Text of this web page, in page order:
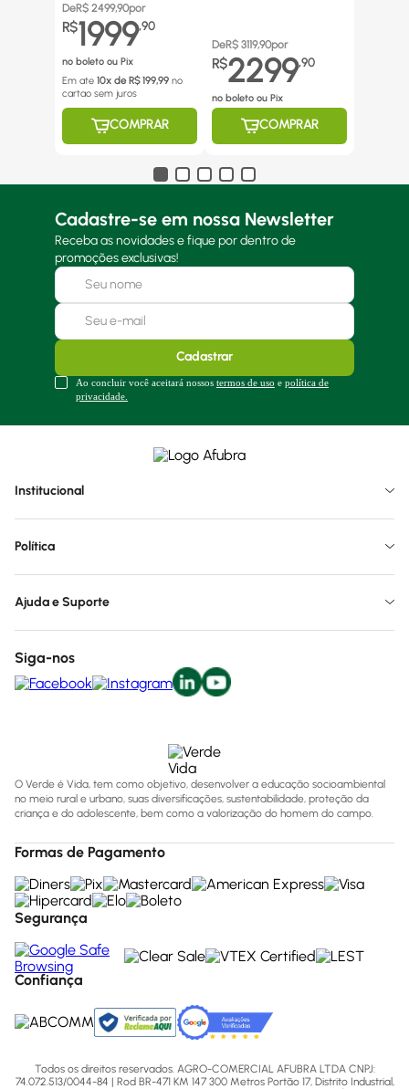
DeR$ 2499,90por
R$1999,90
no boleto ou Pix
Em ate 10x de R$ 199,99 no
cartao sem juros
COMPRAR
DeR$ 3119,90por
R$2299,90
no boleto ou Pix
COMPRAR
Cadastre-se em nossa Newsletter
Receba as novidades e fique por dentro de
promoções exclusivas!
Cadastrar
Ao concluir você aceitará nossos termos de uso e política de
privacidade.
Institucional
Política
Ajuda e Suporte
Siga-nos
O Verde é Vida, tem como objetivo, desenvolver a educação socioambiental
no meio rural e urbano, suas diversificações, sustentabilidade, proteção da
criança e do adolescente, bem como a valorização do homem do campo.
Formas de Pagamento
Segurança
Confiança
Todos os direitos reservados. AGRO-COMERCIAL AFUBRA LTDA CNPJ:
74.072.513/0044-84 | Rod BR-471 KM 147 300 Metros Portão 17, Distrito Industrial,